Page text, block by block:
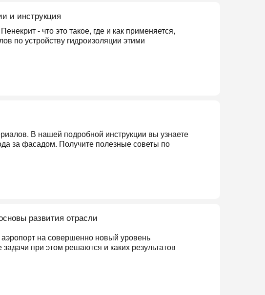
и инструкция
- что это такое, где и как применяется,
по устройству гидроизоляции этими
В нашей подробной инструкции вы узнаете
за фасадом. Получите полезные советы по
развития отрасли
на совершенно новый уровень
при этом решаются и каких результатов